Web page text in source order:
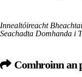
Innealtóireacht
Seachadta Domhanda i
Comhroinn an